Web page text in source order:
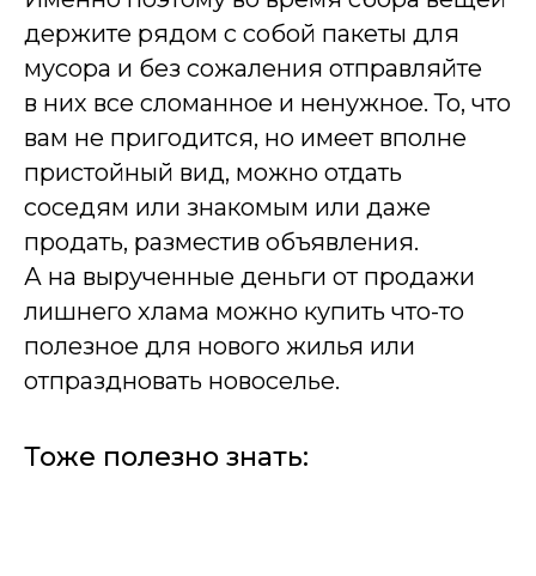
держите рядом с собой пакеты для
мусора и без сожаления отправляйте
в них все сломанное и ненужное. То, что
вам не пригодится, но имеет вполне
пристойный вид, можно отдать
соседям или знакомым или даже
продать, разместив объявления.
А на вырученные деньги от продажи
лишнего хлама можно купить что-то
полезное для нового жилья или
отпраздновать новоселье.
Тоже полезно знать: